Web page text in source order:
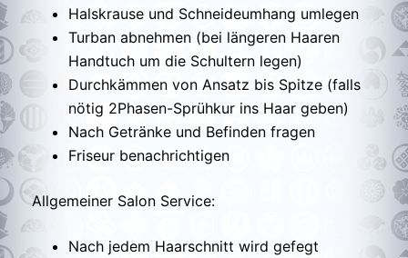
Halskrause und Schneideumhang umlegen
Turban abnehmen (bei längeren Haaren
Handtuch um die Schultern legen)
Durchkämmen von Ansatz bis Spitze (falls
nötig 2Phasen-Sprühkur ins Haar geben)
Nach Getränke und Befinden fragen
Friseur benachrichtigen
Allgemeiner Salon Service:
Nach jedem Haarschnitt wird gefegt